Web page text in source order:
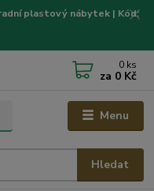
plastový nábytek | Kód:
Menu
Hledat
0 ks
za 0 Kč